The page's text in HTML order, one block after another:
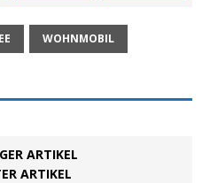
WOHNMOBIL
ARTIKEL
ARTIKEL